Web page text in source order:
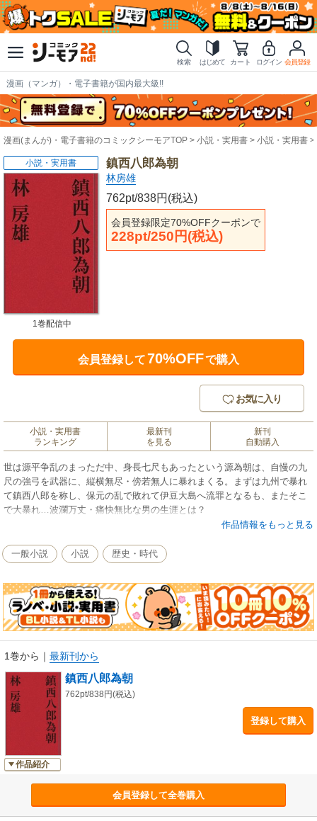
検索 はじめて カート ログイン 会員登録
漫画（マンガ）・電子書籍が国内最大級!!
漫画(まんが)・電子書籍のコミックシーモアTOP 小説・実用書 小説・実用書
鎮西八郎為朝
林房雄
762pt/838円(税込)
会員登録限定70%OFFクーポンで
228pt/250円(税込)
小説・実用書
1巻配信中
会員登録して70%OFFで購入
お気に入り
小説・実用書
ランキング
最新刊
を見る
新刊
自動購入
世は源平争乱のまっただ中、身長七尺もあったという源為朝は、自慢の九
尺の強弓を武器に、縦横無尽・傍若無人に暴れまくる。まずは九州で暴れ
て鎮西八郎を称し、保元の乱で敗れて伊豆大島へ流罪となるも、またそこ
で大暴れ…波瀾万丈・痛快無比な男の生涯とは？
作品情報をもっと見る
一般小説 小説 歴史・時代
1巻から ｜ 最新刊から
作品紹介
鎮西八郎為朝
762pt/838円(税込)
登録して購入
会員登録して全巻購入